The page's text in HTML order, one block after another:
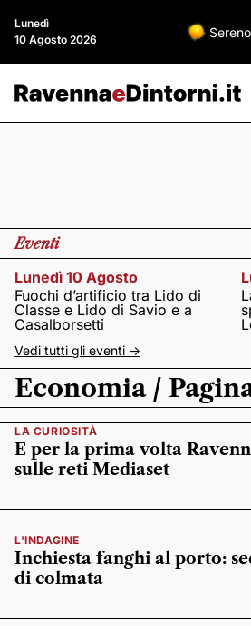
Lunedì
10 Agosto 2026
Sereno
Eventi
Lunedì 10 Agosto
Fuochi d’artificio tra Lido di
Classe e Lido di Savio e a
Casalborsetti
Vedi tutti gli eventi ->
Economia /
LA CURIOSITÀ
E per la prima volta
sulle reti Mediaset
L'INDAGINE
Inchiesta fanghi al porto:
di colmata